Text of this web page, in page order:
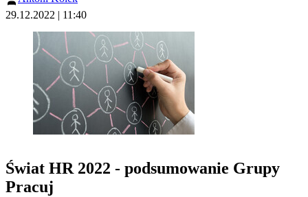
29.12.2022 | 11:40
Świat HR 2022 - podsumowanie Grupy
Pracuj